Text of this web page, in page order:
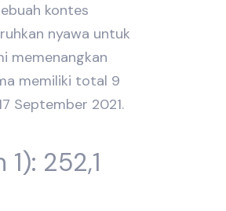
kontes
nyawa untuk
memenangkan
memiliki total 9
September 2021.
252,1